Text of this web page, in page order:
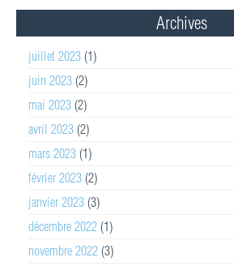
Archives
juillet 2023 (1)
juin 2023 (2)
mai 2023 (2)
avril 2023 (2)
mars 2023 (1)
février 2023 (2)
janvier 2023 (3)
décembre 2022 (1)
novembre 2022 (3)